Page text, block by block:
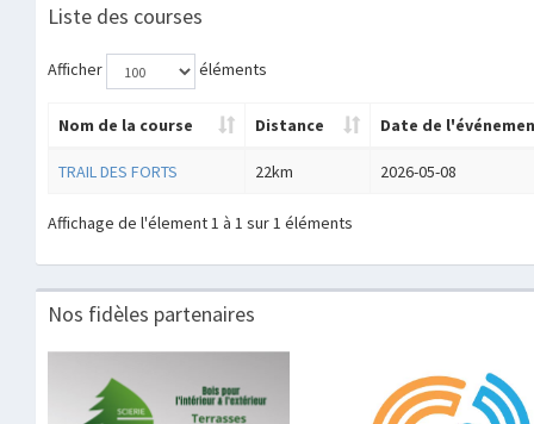
Liste des courses
Afficher éléments
Nom de la course Distance Date de
TRAIL DES FORTS 22km 2026-05-08
Affichage de l'élement 1 à 1 sur 1 éléments
Nos fidèles partenaires